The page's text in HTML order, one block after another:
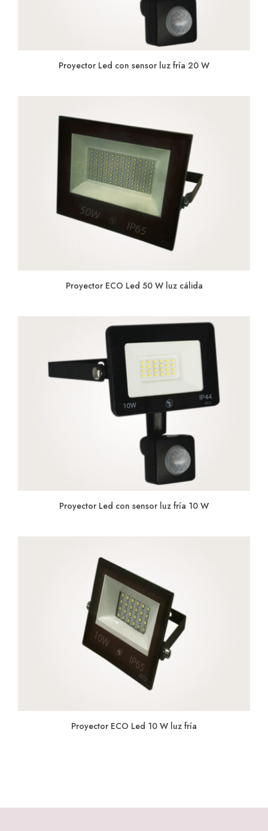
Proyector Led con sensor luz fría 20 W
Proyector ECO Led 50 W luz cálida
Proyector Led con sensor luz fría 10 W
Proyector ECO Led 10 W luz fría